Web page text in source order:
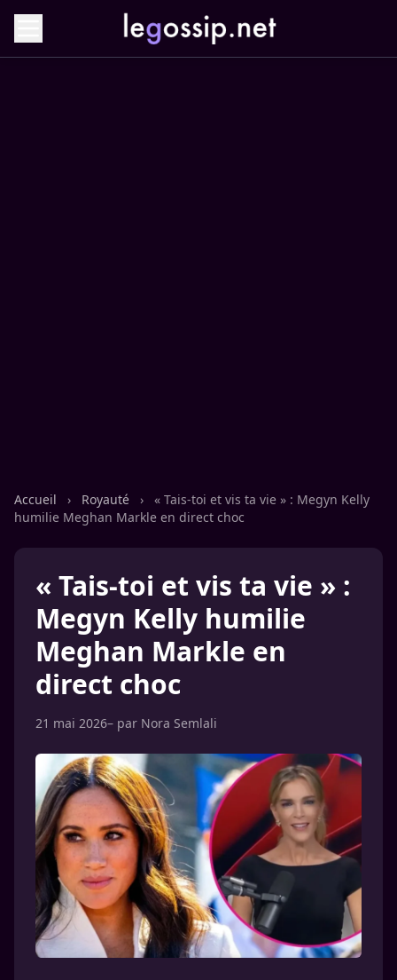
Accueil › Royauté ›
« Tais-toi et vis ta vie » : Megyn Kelly
humilie Meghan Markle en direct choc
« Tais-toi et vis ta vie » :
Megyn Kelly humilie
Meghan Markle en
direct choc
21 mai 2026– par Nora Semlali